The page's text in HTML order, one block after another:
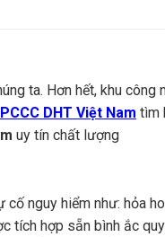
ta. Hơn hết, khu công
PCCC DHT Việt Nam tìm
uy tín chất lượng
nguy hiểm như: hỏa
tích hợp sẵn bình ắc